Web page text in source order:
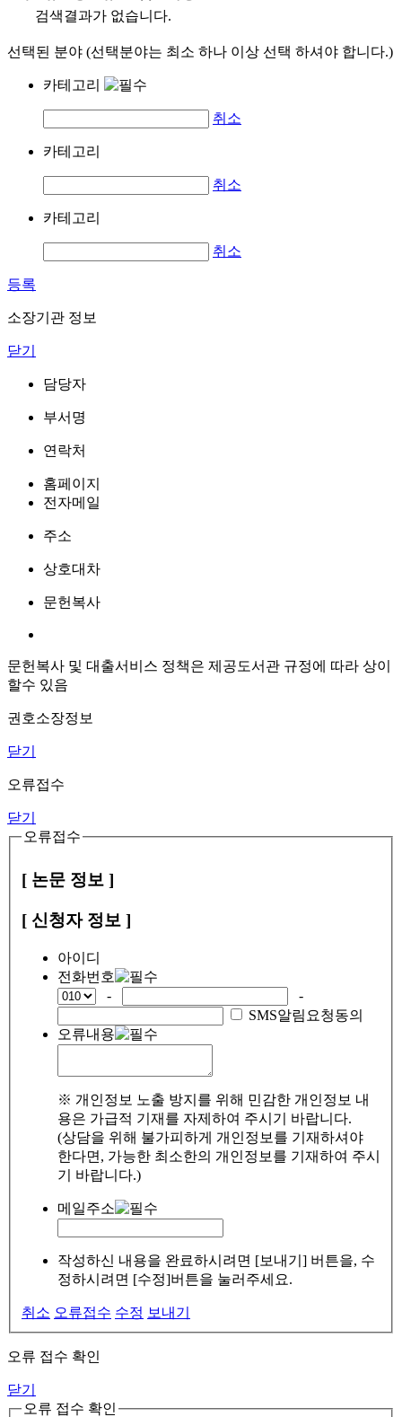
검색결과가 없습니다.
선택된 분야 (선택분야는 최소 하나 이상 선택 하셔야 합니다.)
카테고리
취소
카테고리
취소
카테고리
취소
등록
소장기관 정보
닫기
담당자
부서명
연락처
홈페이지
전자메일
주소
상호대차
문헌복사
문헌복사 및 대출서비스 정책은 제공도서관 규정에 따라 상이
할수 있음
권호소장정보
닫기
오류접수
닫기
오류접수
[ 논문 정보 ]
[ 신청자 정보 ]
아이디
전화번호
-
-
SMS알림요청동의
오류내용
※ 개인정보 노출 방지를 위해 민감한 개인정보 내
용은 가급적 기재를 자제하여 주시기 바랍니다.
(상담을 위해 불가피하게 개인정보를 기재하셔야
한다면, 가능한 최소한의 개인정보를 기재하여 주시
기 바랍니다.)
메일주소
작성하신 내용을 완료하시려면 [보내기] 버튼을, 수
정하시려면 [수정]버튼을 눌러주세요.
취소 오류접수 수정 보내기
오류 접수 확인
닫기
오류 접수 확인